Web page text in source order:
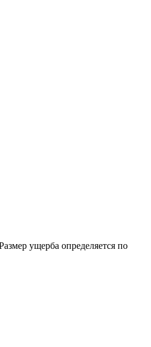
ущерба определяется по